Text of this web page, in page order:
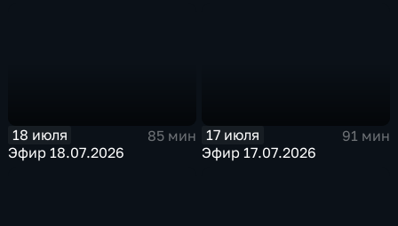
18 июля
85 мин
Эфир 18.07.2026
17 июля
91 мин
Эфир 17.07.2026